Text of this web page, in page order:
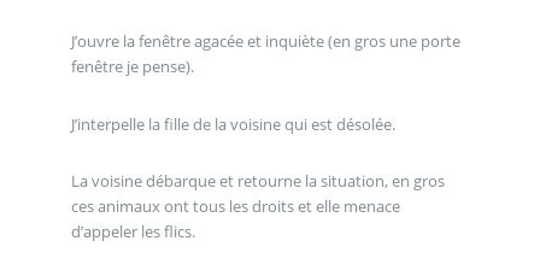
J’ouvre la fenêtre agacée et inquiète (en gros une porte
fenêtre je pense).
J’interpelle la fille de la voisine qui est désolée.
La voisine débarque et retourne la situation, en gros
ces animaux ont tous les droits et elle menace
d’appeler les flics.